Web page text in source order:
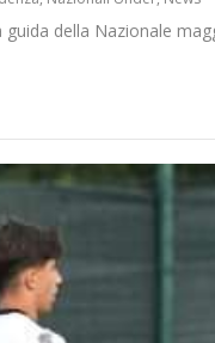
guida della Nazionale